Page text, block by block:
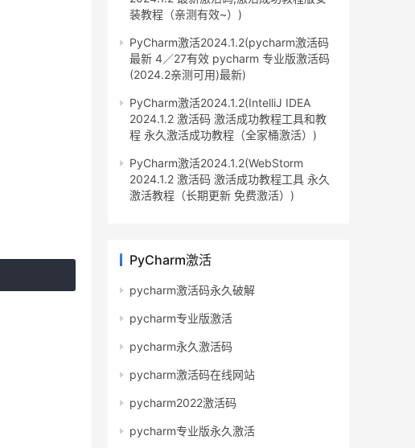
装教程（亲测有效~）)
PyCharm激活2024.1.2(pycharm激活码
最新 4／27有效 pycharm 专业版激活码
(2024.2亲测可用)最新)
PyCharm激活2024.1.2(IntelliJ IDEA
2024.1.2 激活码 激活成功教程工具和教
程 永久激活成功教程（全家桶激活）)
PyCharm激活2024.1.2(WebStorm
2024.1.2 激活码 激活成功教程工具 永久
激活教程（长期更新 免费激活）)
PyCharm激活
pycharm激活码永久破解
pycharm专业版激活
pycharm永久激活码
pycharm激活码在线网站
pycharm2022激活码
pycharm专业版永久激活